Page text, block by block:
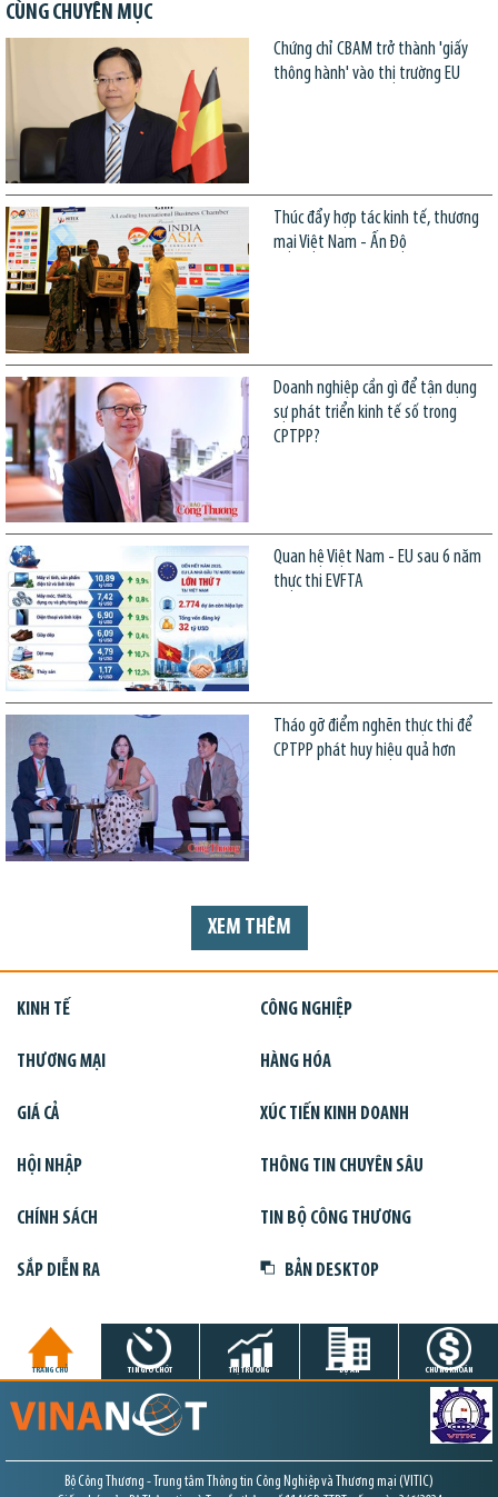
CÙNG CHUYÊN MỤC
Chứng chỉ CBAM trở thành 'giấy
thông hành' vào thị trường EU
Thúc đẩy hợp tác kinh tế, thương
mại Việt Nam - Ấn Độ
Doanh nghiệp cần gì để tận dụng
sự phát triển kinh tế số trong
CPTPP?
Quan hệ Việt Nam - EU sau 6 năm
thực thi EVFTA
Tháo gỡ điểm nghẽn thực thi để
CPTPP phát huy hiệu quả hơn
XEM THÊM
KINH TẾ CÔNG NGHIỆP
THƯƠNG MẠI HÀNG HÓA
GIÁ CẢ XÚC TIẾN KINH DOANH
HỘI NHẬP THÔNG TIN CHUYÊN SÂU
CHÍNH SÁCH TIN BỘ CÔNG THƯƠNG
SẮP DIỄN RA BẢN DESKTOP
TRANG CHỦ TIN GIỜ CHÓT THỊ TRƯỜNG DỰ ÁN CHỨNG KHOÁN
Bộ Công Thương - Trung tâm Thông tin Công Nghiệp và Thương mại (VITIC)